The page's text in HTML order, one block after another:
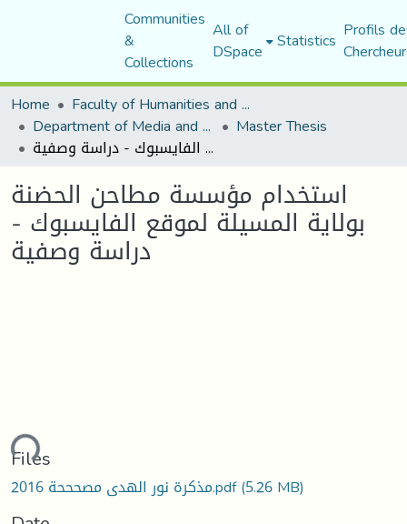
Communities
&
Collections
All of
DSpace Statistics Profils
Home
Faculty of Humanities and Social Sciences
Department of Media and Communication Studies Master Thesis
استخدام مؤسسة مطاحن الحضنة بولاية المسيلة لموقع الفايسبوك - دراسة وصفية
استخدام مؤسسة مطاحن الحضنة
بولاية المسيلة لموقع الفايسبوك -
دراسة وصفية
Files
مذكرة نور الهدى مصحححة 2016.pdf(5.26 MB)